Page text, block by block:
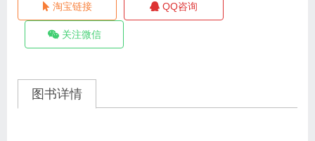
淘宝链接 QQ咨询
关注微信
图书详情